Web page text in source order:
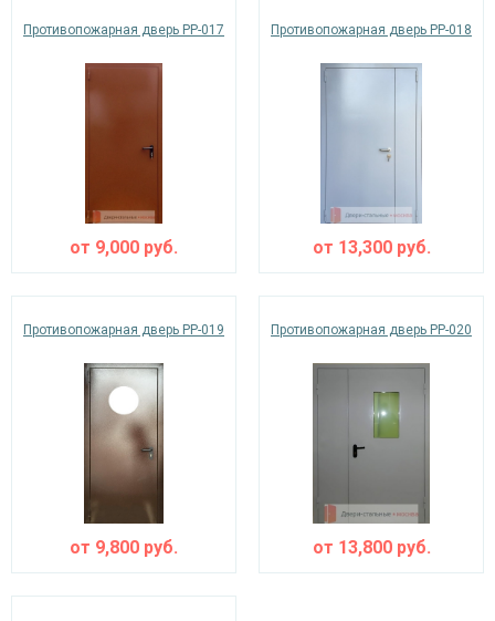
Противопожарная дверь PP-017
от 9,000 руб.
Противопожарная дверь PP-018
от 13,300руб.
Противопожарная дверь PP-019
от 9,800 руб.
Противопожарная дверь PP-020
от 13,800руб.